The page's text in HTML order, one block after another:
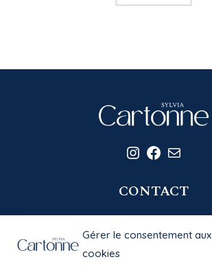
Gérer le consentement aux
cookies
Instagram
Facebook
E-mail
CONTACT
contact@sylviacartonne.fr